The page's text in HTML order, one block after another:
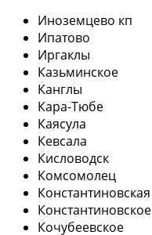
Иноземцево кп
Ипатово
Иргаклы
Казьминское
Канглы
Кара-Тюбе
Каясула
Кевсала
Кисловодск
Комсомолец
Константиновская
Константиновское
Кочубеевское